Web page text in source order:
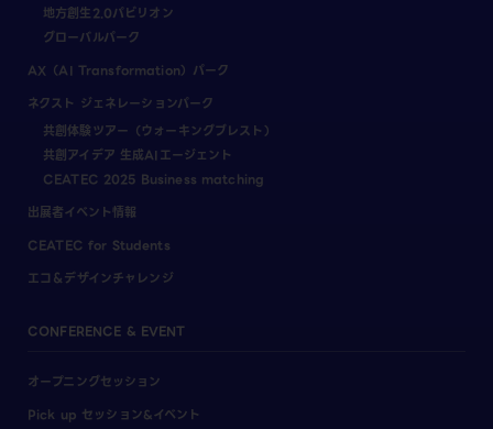
地方創生2.0パビリオン
グローバルパーク
AX（AI Transformation）パーク
ネクスト ジェネレーションパーク
共創体験ツアー（ウォーキングブレスト）
共創アイデア 生成AIエージェント
CEATEC 2025 Business matching
出展者イベント情報
CEATEC for Students
エコ＆デザインチャレンジ
CONFERENCE & EVENT
オープニングセッション
Pick up セッション&イベント